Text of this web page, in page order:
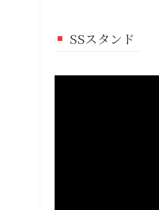
SSスタンド